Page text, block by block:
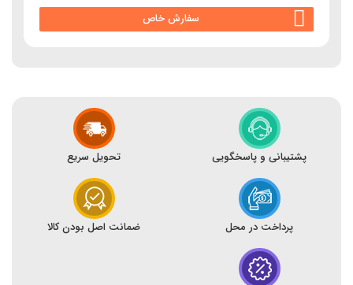
سفارش خاص
پشتیبانی و پاسخگویی تحویل سریع
پرداخت در محل ضمانت اصل بودن کالا